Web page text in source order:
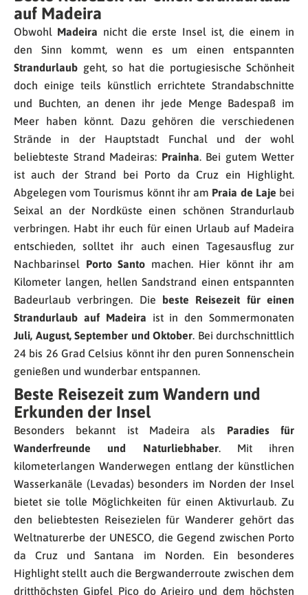
auf Madeira
Obwohl Madeira nicht die erste Insel ist, die einem in
den Sinn kommt, wenn es um einen entspannten
Strandurlaub geht, so hat die portugiesische Schönheit
doch einige teils künstlich errichtete Strandabschnitte
und Buchten, an denen ihr jede Menge Badespaß im
Meer haben könnt. Dazu gehören die verschiedenen
Strände in der Hauptstadt Funchal und der wohl
beliebteste Strand Madeiras: Prainha . Bei gutem Wetter
ist auch der Strand bei Porto da Cruz ein Highlight.
Abgelegen vom Tourismus könnt ihr am Praia de Laje bei
Seixal an der Nordküste einen schönen Strandurlaub
verbringen. Habt ihr euch für einen Urlaub auf Madeira
entschieden, solltet ihr auch einen Tagesausflug zur
Nachbarinsel Porto Santo machen. Hier könnt ihr am
Kilometer langen, hellen Sandstrand einen entspannten
Badeurlaub verbringen. Die beste Reisezeit für einen
Strandurlaub auf Madeira ist in den Sommermonaten
Juli, August, September und Oktober . Bei durchschnittlich
24 bis 26 Grad Celsius könnt ihr den puren Sonnenschein
genießen und wunderbar entspannen.
Beste Reisezeit zum Wandern und
Erkunden der Insel
Besonders bekannt ist Madeira als Paradies für
Wanderfreunde und Naturliebhaber. Mit ihren
kilometerlangen Wanderwegen entlang der künstlichen
Wasserkanäle (Levadas) besonders im Norden der Insel
bietet sie tolle Möglichkeiten für einen Aktivurlaub. Zu
den beliebtesten Reisezielen für Wanderer gehört das
Weltnaturerbe der UNESCO, die Gegend zwischen Porto
da Cruz und Santana im Norden. Ein besonderes
Highlight stellt auch die Bergwanderroute zwischen dem
dritthöchsten Gipfel Pico do Arieiro und dem höchsten